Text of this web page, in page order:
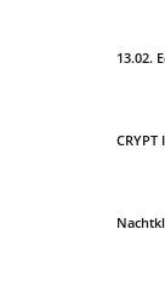
13.02.